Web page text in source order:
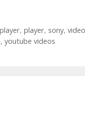
, player, sony, video
, youtube videos